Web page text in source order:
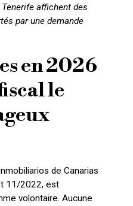
affichent des
par une demande
en 2026
le
de Canarias
11/2022, est
volontaire. Aucune